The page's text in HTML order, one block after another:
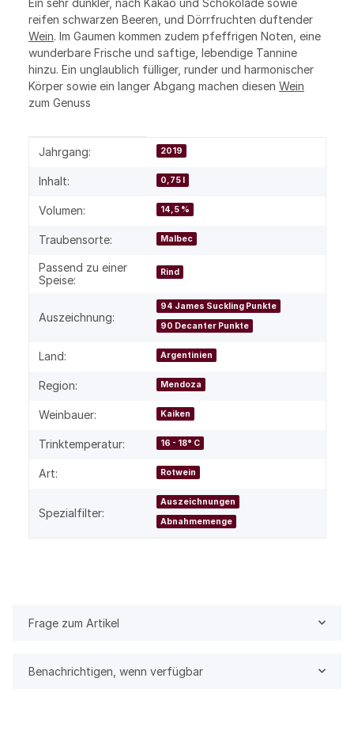
Ein sehr dunkler, nach Kakao und Schokolade sowie
reifen schwarzen Beeren, und Dörrfruchten duftender
Wein. Im Gaumen kommen zudem pfeffrigen Noten, eine
wunderbare Frische und saftige, lebendige Tannine
hinzu. Ein unglaublich fülliger, runder und harmonischer
Körper sowie ein langer Abgang machen diesen Wein
zum Genuss
Produkteigenschaft
Wert
Jahrgang: 2019
Inhalt: 0,75 l
Volumen: 14,5 %
Traubensorte: Malbec
Passend zu einer
Speise:
Rind
Auszeichnung:
94 James Suckling Punkte
90 Decanter Punkte
Land: Argentinien
Region: Mendoza
Weinbauer: Kaiken
Trinktemperatur: 16 - 18° C
Art: Rotwein
Spezialfilter:
Auszeichnungen
Abnahmemenge
Frage zum Artikel
Benachrichtigen, wenn verfügbar